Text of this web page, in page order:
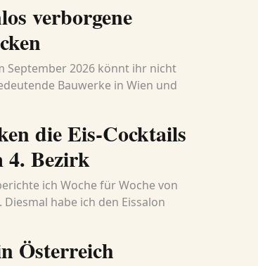
verborgene
September 2026 könnt ihr nicht
Bauwerke in Wien und
die Eis-Cocktails
4. Bezirk
ich Woche für Woche von
habe ich den Eissalon
Österreich